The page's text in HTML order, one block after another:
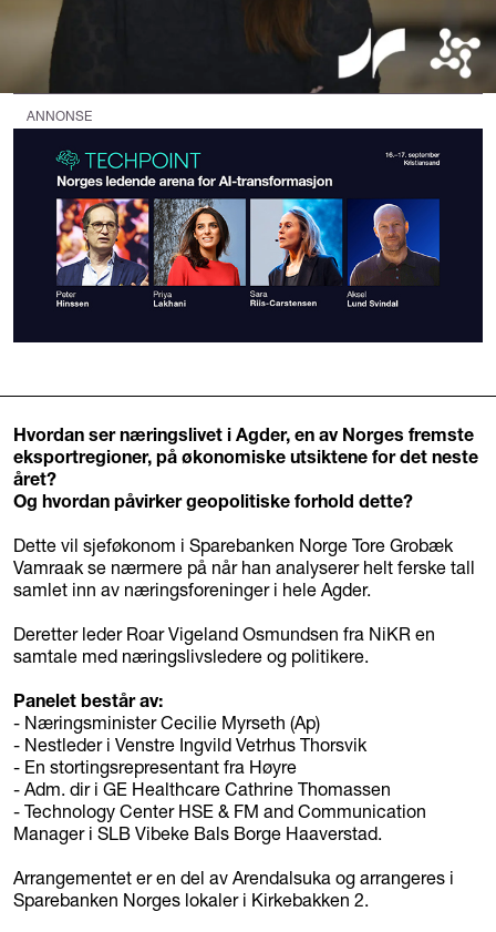
ANNONSE
Hvordan ser næringslivet i Agder, en av Norges fremste
eksportregioner, på økonomiske utsiktene for det neste
året?
Og hvordan påvirker geopolitiske forhold dette?
Dette vil sjeføkonom i Sparebanken Norge Tore Grobæk
Vamraak se nærmere på når han analyserer helt ferske tall
samlet inn av næringsforeninger i hele Agder.
Deretter leder Roar Vigeland Osmundsen fra NiKR en
samtale med næringslivsledere og politikere.
Panelet består av:
- Næringsminister Cecilie Myrseth (Ap)
- Nestleder i Venstre Ingvild Vetrhus Thorsvik
- En stortingsrepresentant fra Høyre
- Adm. dir i GE Healthcare Cathrine Thomassen
- Technology Center HSE & FM and Communication
Manager i SLB Vibeke Bals Borge Haaverstad.
Arrangementet er en del av Arendalsuka og arrangeres i
Sparebanken Norges lokaler i Kirkebakken 2.